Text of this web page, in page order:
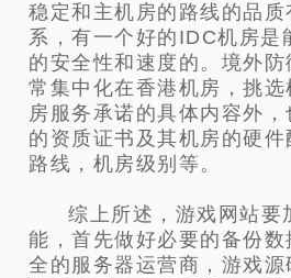
稳定和主机房的路线的品质
系，有一个好的IDC机房是
的安全性和速度的。境外
常集中化在香港机房，挑
房服务承诺的具体内容外
的资质证书及其机房的硬件
路线，机房级别等。
综上所述，游戏网站要
能，首先做好必要的备份
全的服务器运营商，游戏